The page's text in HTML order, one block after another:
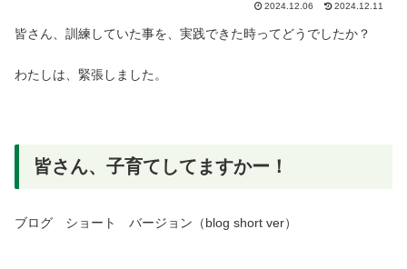
2024.12.06 2024.12.11
皆さん、訓練していた事を、実践できた時ってどうでしたか？
わたしは、緊張しました。
皆さん、子育てしてますかー！
ブログ ショート バージョン（blog short ver）